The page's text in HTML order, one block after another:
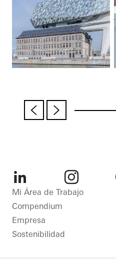
LinkedIn Instagram
Mi Área de Trabajo
Compendium
Empresa
Sostenibilidad